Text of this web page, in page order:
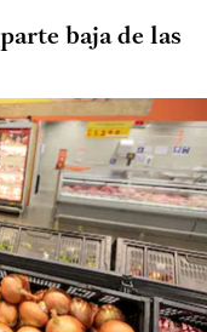
baja de las